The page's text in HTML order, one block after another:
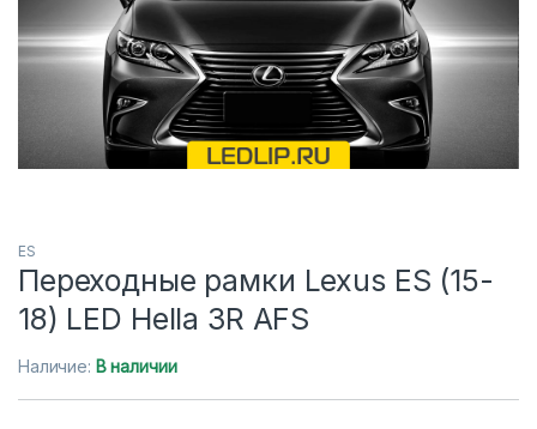
ES
Переходные рамки Lexus ES (15-
18) LED Hella 3R AFS
Наличие: В наличии